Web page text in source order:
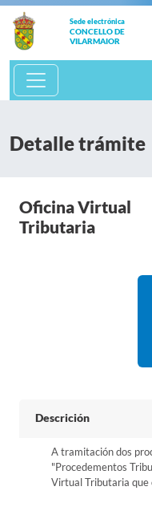
Sede electrónica
CONCELLO DE
VILARMAIOR
Detalle trámite
Oficina Virtual
Tributaria
Descrición
A tramitación dos
"Procedementos
Virtual Tributaria que